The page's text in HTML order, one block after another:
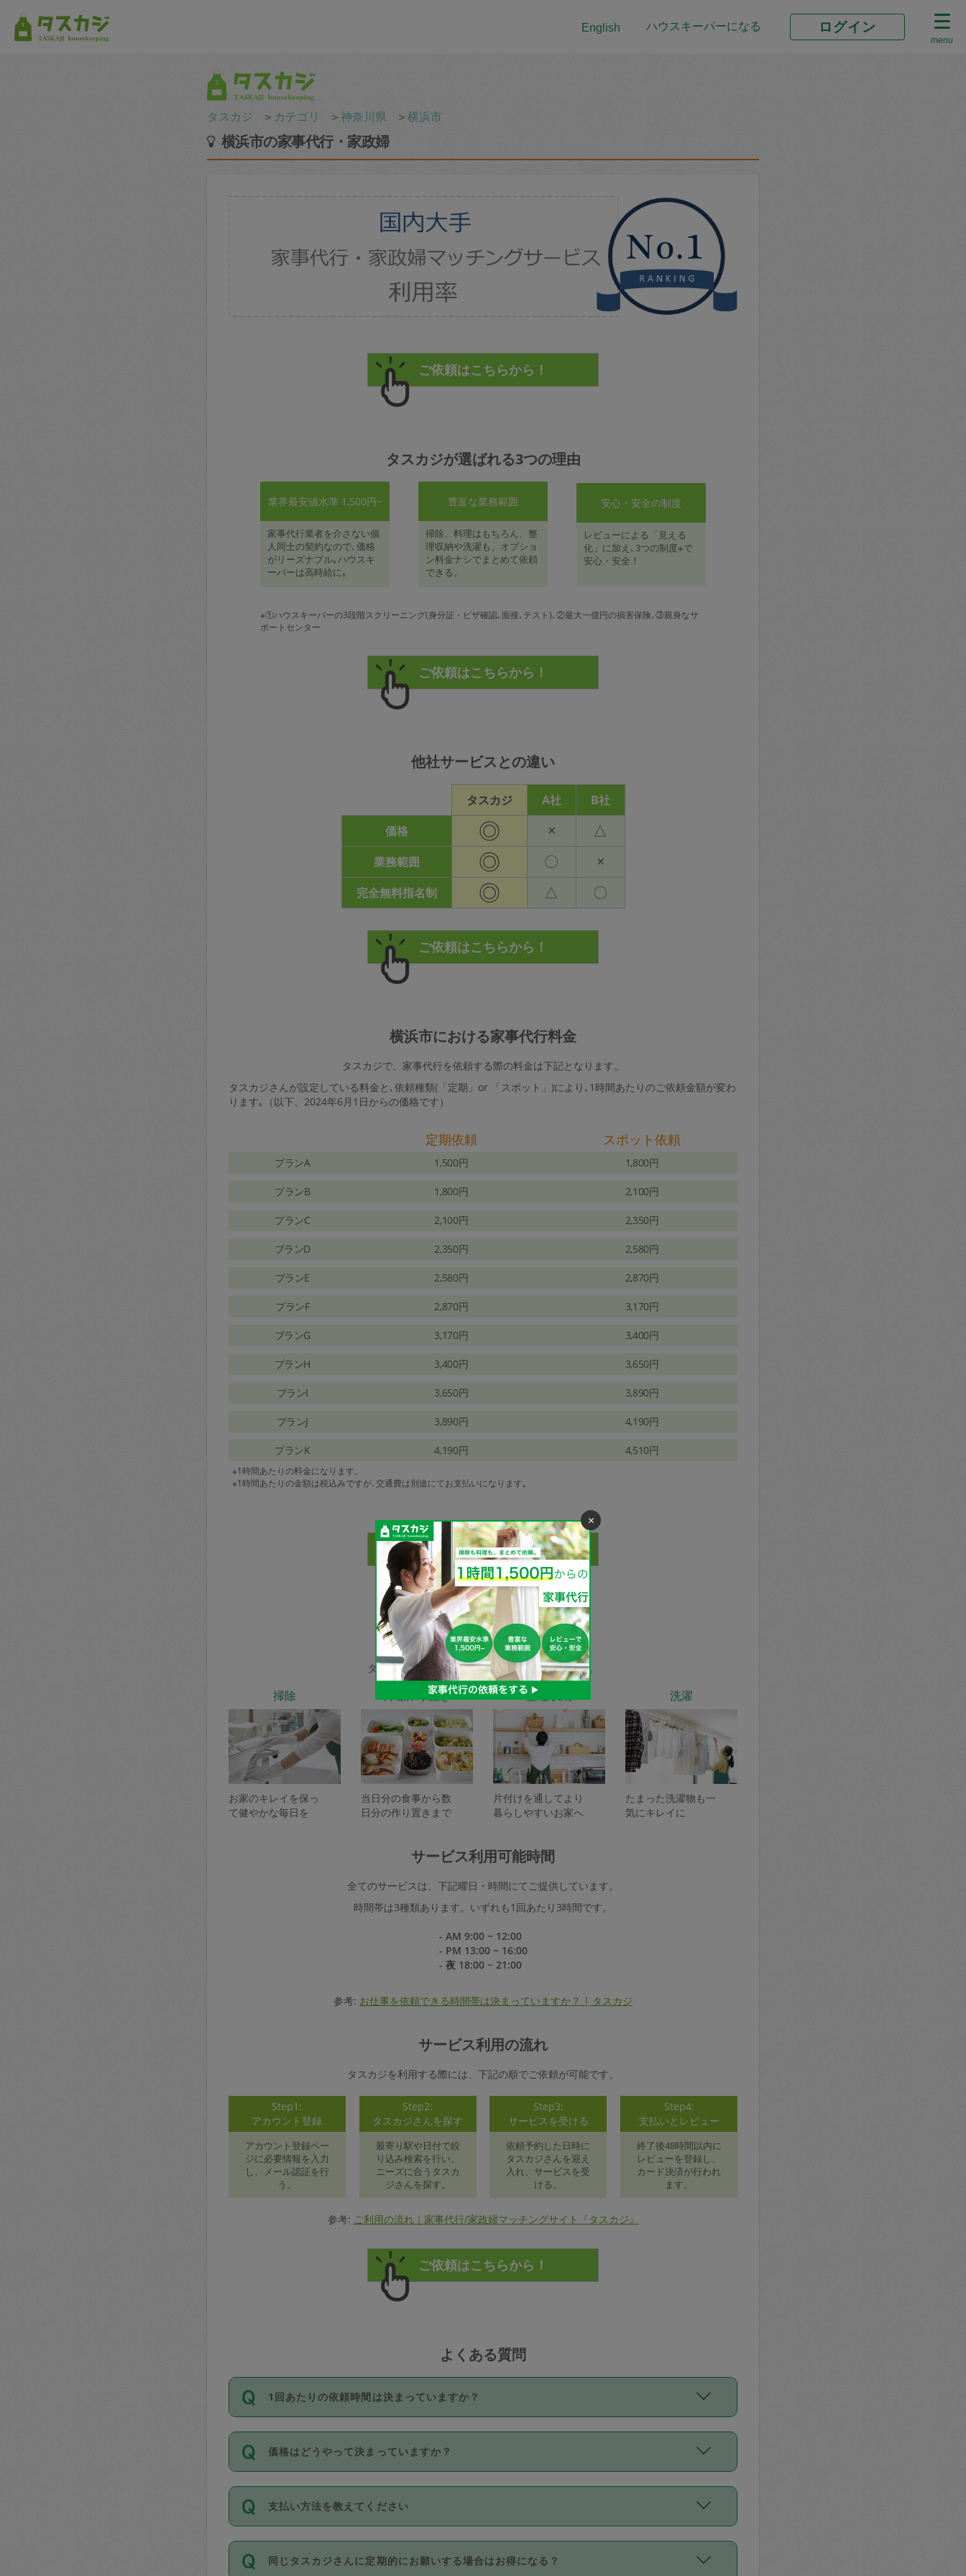
English ハウスキーパーになる ログイン
menu
タスカジ ＞ カテゴリ ＞神奈川県 ＞横浜市
横浜市の家事代行・家政婦
タスカジが選ばれる3つの理由
業界最安値水準 1,500円~
家事代行業者を介さない個
人同士の契約なので､価格
がリーズナブル｡ハウスキ
ーパーは高時給に｡
豊富な業務範囲
掃除、料理はもちろん、整
理収納や洗濯も、オプショ
ン料金ナシでまとめて依頼
できる。
安心・安全の制度
レビューによる「見える
化」に加え､3つの制度※で
安心・安全！
※①ハウスキーパーの3段階スクリーニング(身分証・ビザ確認､面接､テスト)､②最大一億円の損害保険､③親身なサ
ポートセンター
他社サービスとの違い
タスカジ A社
B社
価格
◎ × △
業務範囲 ◎ 〇 ×
完全無料指名制 ◎ △ 〇
横浜市における家事代行料金
タスカジで、家事代行を依頼する際の料金は下記となります。
タスカジさんが設定している料金と､依頼種類(「定期」or 「スポット」)により､1時間あたりのご依頼金額が変わ
ります｡（以下、2024年6月1日からの価格です）
定期依頼 スポット依頼
プランA 1,500円 1,800円
プランB 1,800円 2,100円
プランC 2,100円 2,350円
プランD 2,350円 2,580円
プランE 2,580円 2,870円
プランF 2,870円 3,170円
プランG 3,170円 3,400円
プランH 3,400円 3,650円
プランI 3,650円 3,890円
プランJ 3,890円 4,190円
プランK 4,190円 4,510円
※1時間あたりの料金になります。
※1時間あたりの金額は税込みですが､交通費は別途にてお支払いになります｡
家事代行サービスの種類
タスカジで依頼できるサービスは下記となります。
掃除
お家のキレイを保っ
て健やかな毎日を
料理作り置き
当日分の食事から数
日分の作り置きまで
整理収納
片付けを通してより
暮らしやすいお家へ
洗濯
たまった洗濯物も一
気にキレイに
サービス利用可能時間
全てのサービスは、下記曜日・時間にてご提供しています。
時間帯は3種類あります。いずれも1回あたり3時間です。
- AM 9:00 ~ 12:00
- PM 13:00 ~ 16:00
- 夜 18:00 ~ 21:00
参考: お仕事を依頼できる時間帯は決まっていますか？ | タスカジ
サービス利用の流れ
タスカジを利用する際には、下記の順でご依頼が可能です。
Step1:
アカウント登録
アカウント登録ペー
ジに必要情報を入力
し、メール認証を行
う。
Step2:
タスカジさんを探す
最寄り駅や日付で絞
り込み検索を行い、
ニーズに合うタスカ
ジさんを探す。
Step3:
サービスを受ける
依頼予約した日時に
タスカジさんを迎え
入れ、サービスを受
ける。
Step4:
支払いとレビュー
終了後48時間以内に
レビューを登録し、
カード決済が行われ
ます。
参考: ご利用の流れ｜家事代行/家政婦マッチングサイト『タスカジ』
よくある質問
1回あたりの依頼時間は決まっていますか？
依頼1回につき3時間固定です。3時間を超えて依頼したい場合は、延長機能をご利用くださ
い。機能をご利用いただくには、タスカジさんに事前に相談し、合意の上事前申請すること
が必要です。なお、3時間を下回っても、値引き等はございません。
価格はどうやって決まっていますか？
11種類の価格帯の中からタスカジさん自身が価格を選んで設定しています。
タスカジさんの価格設定には最初は制限があり、レビュー件数、レビューの平均値、などで
除々に設定可能な最高額が上がっていく仕組みになっています。
支払い方法を教えてください
お支払方法はクレジットカード（Visa／Master／JCB／AMERICAN EXPRESS／Diners
Club）のみとなります。
同じタスカジさんに定期的にお願いする場合はお得になる？
×